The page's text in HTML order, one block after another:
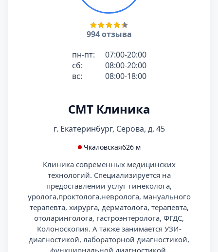
994 отзыва
пн-пт:
07:00-20:00
сб:
08:00-20:00
вс:
08:00-18:00
СМТ Клиника
г. Екатеринбург, Серова, д. 45
Чкаловская626 м
Клиника современных медицинских
технологий. Специализируется на
предоставлении услуг гинеколога,
уролога,проктолога,невролога, мануального
терапевта, хирурга, дерматолога, терапевта,
отоларинголога, гастроэнтеролога, ФГДС,
Колоноскопия. А также занимается УЗИ-
диагностикой, лабораторной диагностикой,
функциональной диагностикой,